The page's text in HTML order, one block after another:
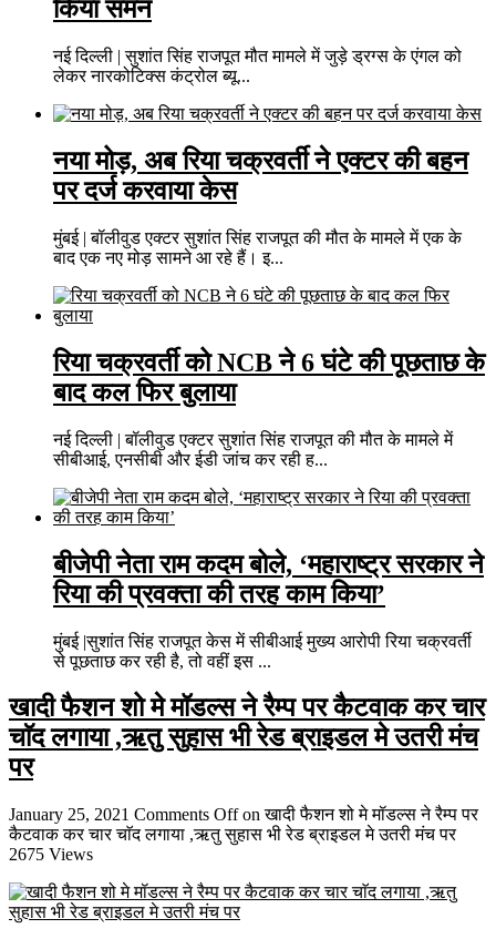
किया समन
नई दिल्ली | सुशांत सिंह राजपूत मौत मामले में जुड़े ड्रग्‍स के एंगल को
लेकर नारकोटिक्‍स कंट्रोल ब्‍यू...
नया मोड़, अब रिया चक्रवर्ती ने एक्टर की बहन
पर दर्ज करवाया केस
मुंबई | बॉलीवुड एक्टर सुशांत सिंह राजपूत की मौत के मामले में एक के
बाद एक नए मोड़ सामने आ रहे हैं। इ...
रिया चक्रवर्ती को NCB ने 6 घंटे की पूछताछ के
बाद कल फिर बुलाया
नई दिल्ली | बॉलीवुड एक्टर सुशांत सिंह राजपूत की मौत के मामले में
सीबीआई, एनसीबी और ईडी जांच कर रही ह...
बीजेपी नेता राम कदम बोले, ‘महाराष्ट्र सरकार ने
रिया की प्रवक्ता की तरह काम किया’
मुंबई |सुशांत सिंह राजपूत केस में सीबीआई मुख्य आरोपी रिया चक्रवर्ती
से पूछताछ कर रही है, तो वहीं इस ...
खादी फैशन शो मे मॉडल्स ने रैम्प पर कैटवाक कर चार
चाॅद लगाया ,ऋतु सुहास भी रेड ब्राइडल मे उतरी मंच
पर
January 25, 2021 Comments Offon खादी फैशन शो मे मॉडल्स ने रैम्प पर
कैटवाक कर चार चाॅद लगाया ,ऋतु सुहास भी रेड ब्राइडल मे उतरी मंच पर
2675 Views